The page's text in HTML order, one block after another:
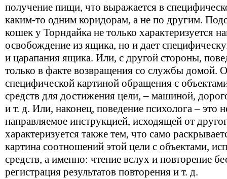
получение пищи, что выражается в
каким-то одним коридорам, а не по другим.
кошек у Торндайка не только характеризуется
освобождение из ящика, но и дает
и царапания ящика. Или, с другой стороны,
только в факте возвращения со службы домой.
специфической картиной обращения с
средств для достижения цели, – машиной,
и т. д. Или, наконец, поведение психолога – это
направляемое инструкцией, исходящей от
характеризуется также тем, что само
картина соотношений этой цели с объектами,
средств, а именно: чтение вслух и повторение
регистрация результатов повторения и т. д.